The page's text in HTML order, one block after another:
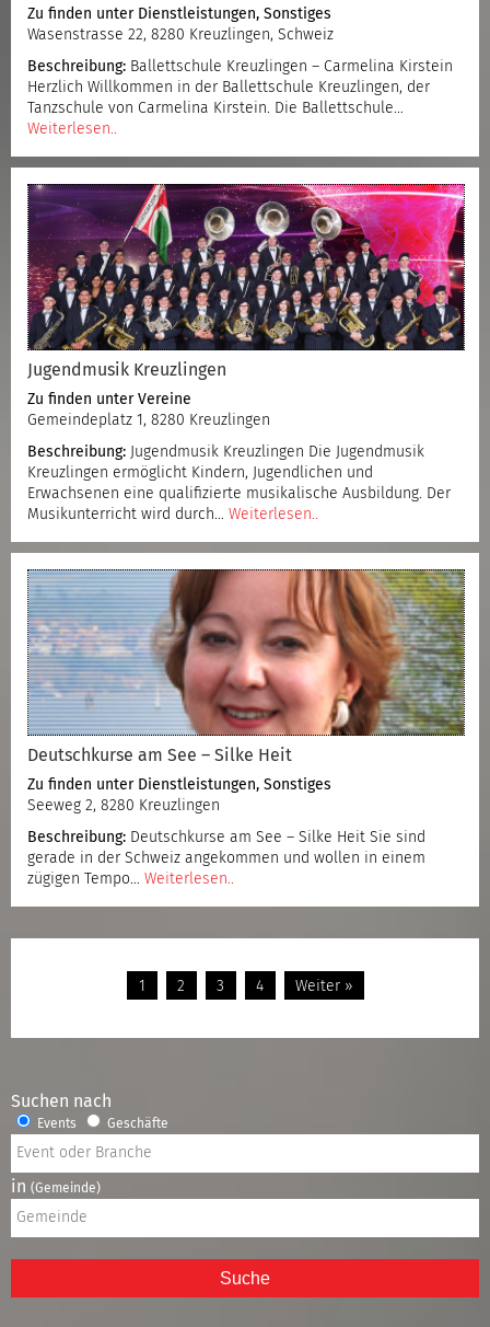
Zu finden unter Dienstleistungen, Sonstiges
Wasenstrasse 22, 8280 Kreuzlingen, Schweiz
Beschreibung: Ballettschule Kreuzlingen – Carmelina Kirstein
Herzlich Willkommen in der Ballettschule Kreuzlingen, der
Tanzschule von Carmelina Kirstein. Die Ballettschule…
Weiterlesen..
Jugendmusik Kreuzlingen
Zu finden unter Vereine
Gemeindeplatz 1, 8280 Kreuzlingen
Beschreibung: Jugendmusik Kreuzlingen Die Jugendmusik
Kreuzlingen ermöglicht Kindern, Jugendlichen und
Erwachsenen eine qualifizierte musikalische Ausbildung. Der
Musikunterricht wird durch… Weiterlesen..
Deutschkurse am See – Silke Heit
Zu finden unter Dienstleistungen, Sonstiges
Seeweg 2, 8280 Kreuzlingen
Beschreibung: Deutschkurse am See – Silke Heit Sie sind
gerade in der Schweiz angekommen und wollen in einem
zügigen Tempo… Weiterlesen..
1 2 3 4 Weiter »
Suchen nach
Events Geschäfte
in (Gemeinde)
Suche